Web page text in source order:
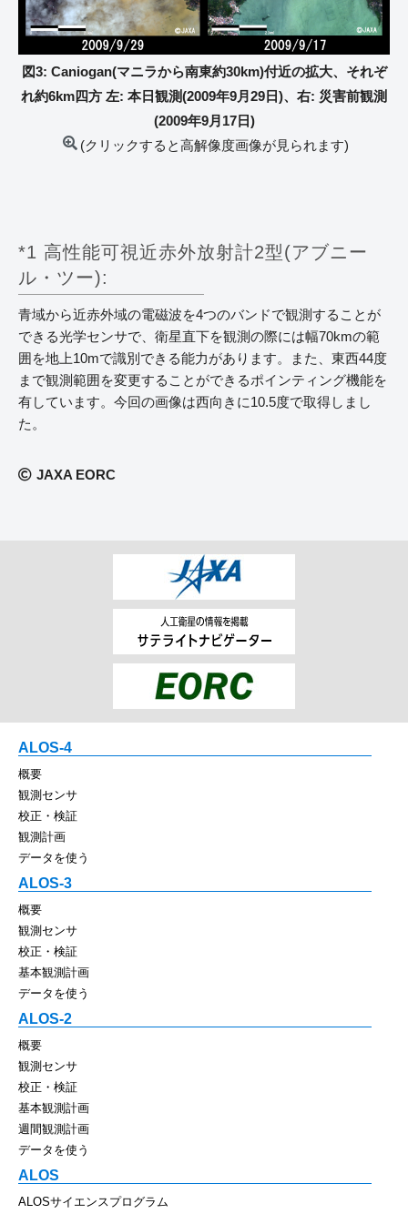
図3: Caniogan(マニラから南東約30km)付近の拡大、それぞ
れ約6km四方 左: 本日観測(2009年9月29日)、右: 災害前観測
(2009年9月17日)
(クリックすると高解像度画像が見られます)
*1 高性能可視近赤外放射計2型(アブニー
ル・ツー):
青域から近赤外域の電磁波を4つのバンドで観測することが
できる光学センサで、衛星直下を観測の際には幅70kmの範
囲を地上10mで識別できる能力があります。また、東西44度
まで観測範囲を変更することができるポインティング機能を
有しています。今回の画像は西向きに10.5度で取得しまし
た。
JAXA EORC
ALOS-4
概要
観測センサ
校正・検証
観測計画
データを使う
ALOS-3
概要
観測センサ
校正・検証
基本観測計画
データを使う
ALOS-2
概要
観測センサ
校正・検証
基本観測計画
週間観測計画
データを使う
ALOS
ALOSサイエンスプログラム